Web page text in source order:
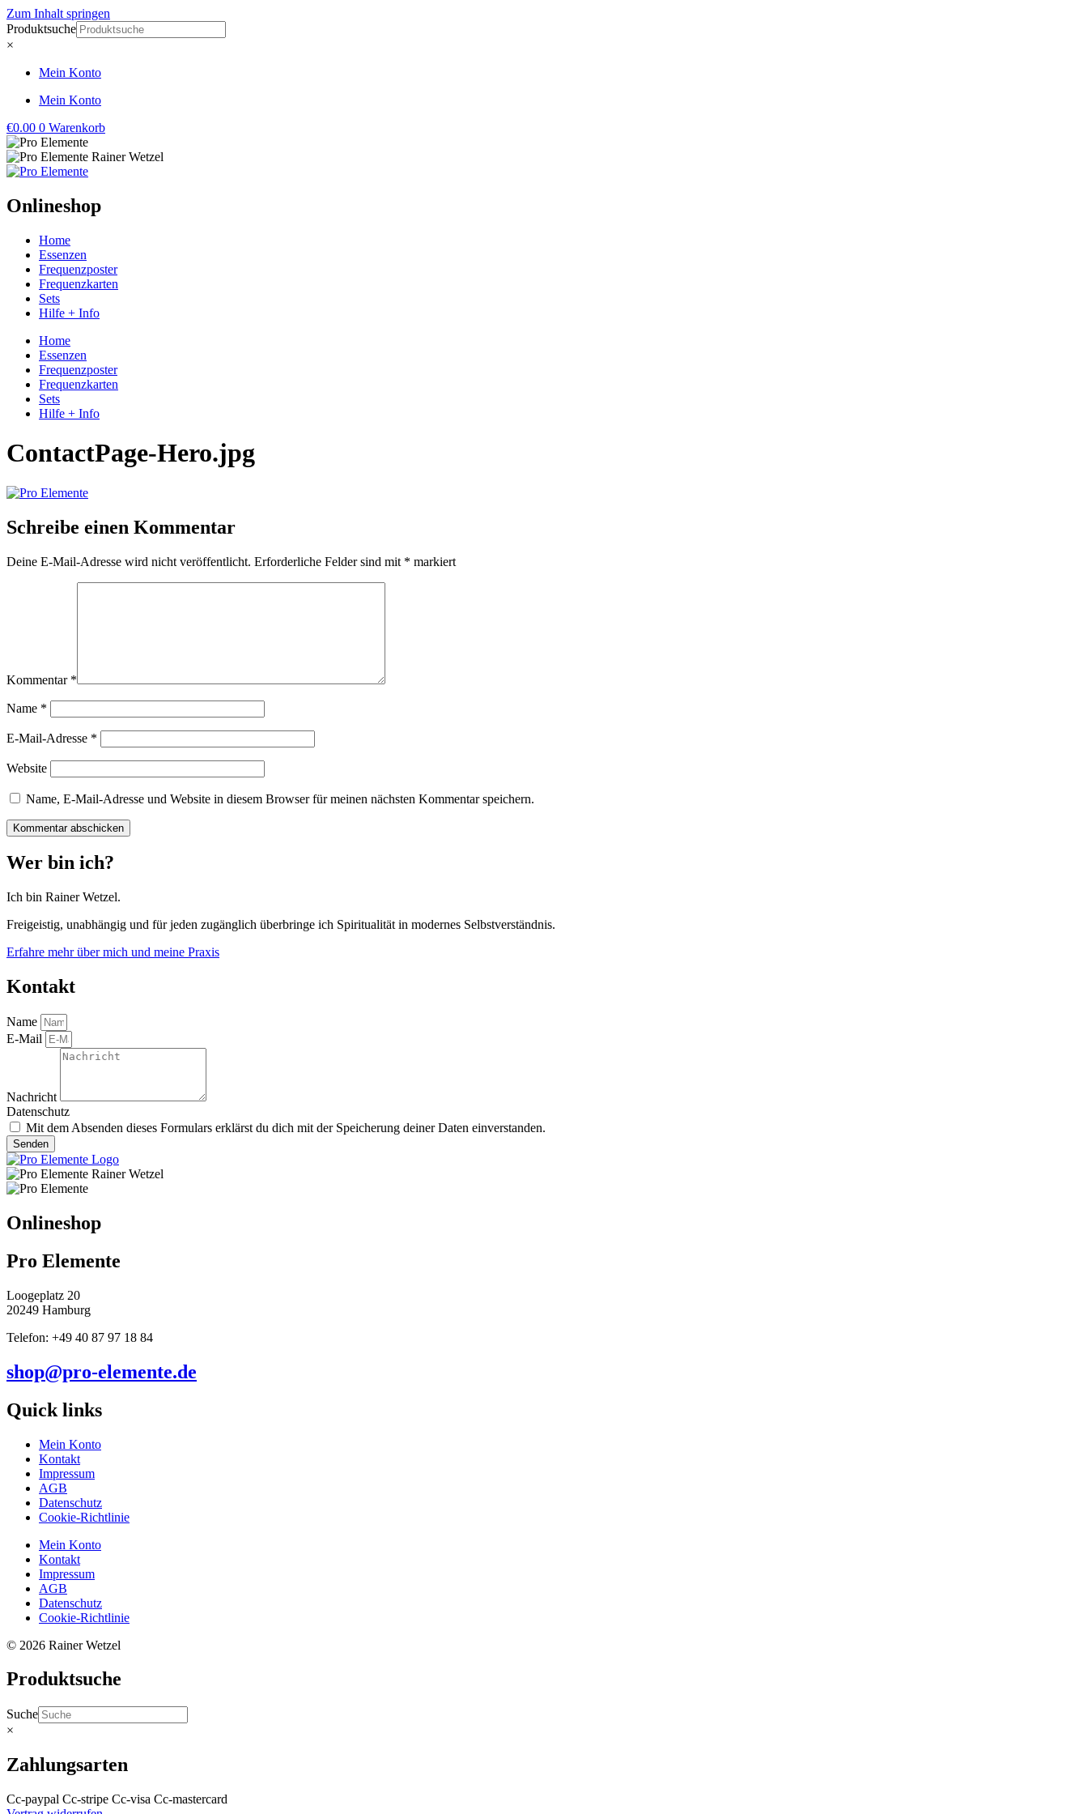
Zum Inhalt springen
Produktsuche
×
Mein Konto
Mein Konto
€0.00 0 Warenkorb
Onlineshop
Home
Essenzen
Frequenzposter
Frequenzkarten
Sets
Hilfe + Info
Home
Essenzen
Frequenzposter
Frequenzkarten
Sets
Hilfe + Info
ContactPage-Hero.jpg
Schreibe einen Kommentar
Deine E-Mail-Adresse wird nicht veröffentlicht. Erforderliche Felder sind mit * markiert
Kommentar *
Name *
E-Mail-Adresse *
Website
Name, E-Mail-Adresse und Website in diesem Browser für meinen nächsten Kommentar speichern.
Wer bin ich?
Ich bin Rainer Wetzel.
Freigeistig, unabhängig und für jeden zugänglich überbringe ich Spiritualität in modernes Selbstverständnis.
Erfahre mehr über mich und meine Praxis
Kontakt
Name
E-Mail
Nachricht
Datenschutz
Mit dem Absenden dieses Formulars erklärst du dich mit der Speicherung deiner Daten einverstanden.
Senden
Onlineshop
Pro Elemente
Loogeplatz 20
20249 Hamburg
Telefon: +49 40 87 97 18 84
shop@pro-elemente.de
Quick links
Mein Konto
Kontakt
Impressum
AGB
Datenschutz
Cookie-Richtlinie
Mein Konto
Kontakt
Impressum
AGB
Datenschutz
Cookie-Richtlinie
© 2026 Rainer Wetzel
Produktsuche
Suche
×
Zahlungsarten
Cc-paypal Cc-stripe Cc-visa Cc-mastercard